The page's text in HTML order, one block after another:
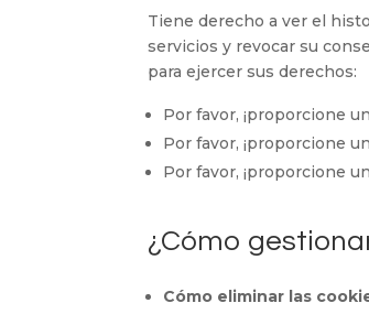
Tiene derecho a ver el
servicios y revocar su
para ejercer sus derechos:
Por favor, ¡proporcione
Por favor, ¡proporcione
Por favor, ¡proporcione
¿Cómo
Cómo eliminar las